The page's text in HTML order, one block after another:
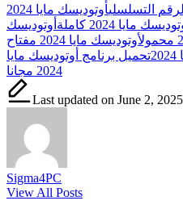
Tags:
أوتوديسك مايا 2024
مايا 2024 كاملة
أوتوديسك
أوتوديسك مايا 2024 مفتاح
تحميل برنامج أوتوديسك مايا
2024 مجانا
Last updated on June 2, 2025
Sigma4PC
View All Posts